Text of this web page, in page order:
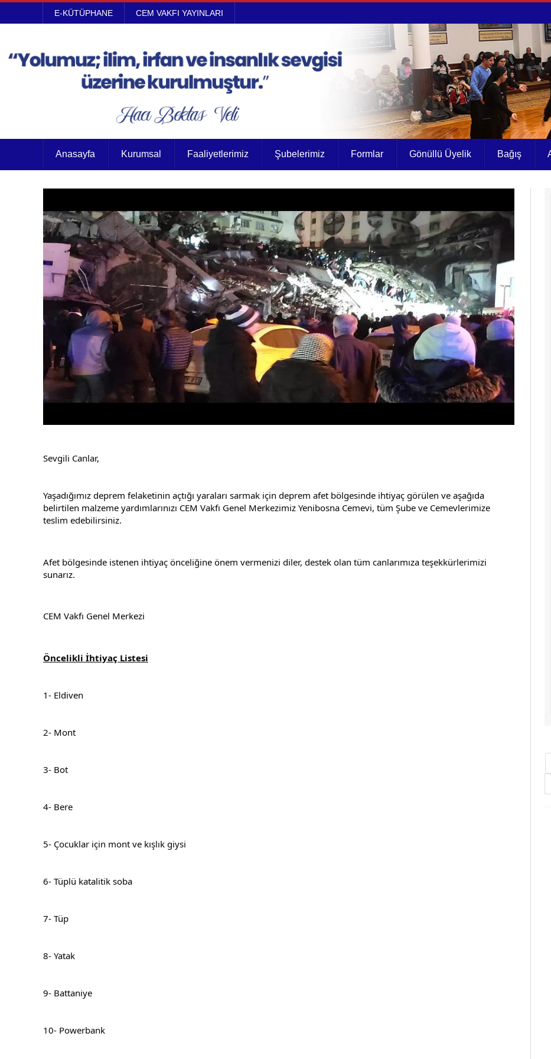
E-KÜTÜPHANE CEM VAKFI YAYINLARI
Anasayfa Kurumsal Faaliyetlerimiz Şubelerimiz Formlar Gönüllü Üyelik Bağış
Sevgili Canlar,
Yaşadığımız deprem felaketinin açtığı yaraları sarmak için deprem afet bölgesinde ihtiyaç görülen ve aşağıda
belirtilen malzeme yardımlarınızı CEM Vakfı Genel Merkezimiz Yenibosna Cemevi, tüm Şube ve Cemevlerimize
teslim edebilirsiniz.
Afet bölgesinde istenen ihtiyaç önceliğine önem vermenizi diler, destek olan tüm canlarımıza teşekkürlerimizi
sunarız.
CEM Vakfı Genel Merkezi
Öncelikli İhtiyaç Listesi
1- Eldiven
2- Mont
3- Bot
4- Bere
5- Çocuklar için mont ve kışlık giysi
6- Tüplü katalitik soba
7- Tüp
8- Yatak
9- Battaniye
10- Powerbank